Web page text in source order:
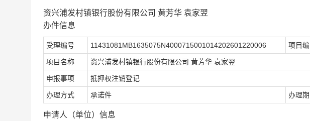
资兴浦发村镇银行股份有限公司 黄芳华 袁家翌
办件信息
受理编号 11431081MB1635075N4000715001014202601220006 项目
项目名称 资兴浦发村镇银行股份有限公司 黄芳华 袁家翌
申报事项 抵押权注销登记
办理方式 承诺件 办理
申请人（单位）信息